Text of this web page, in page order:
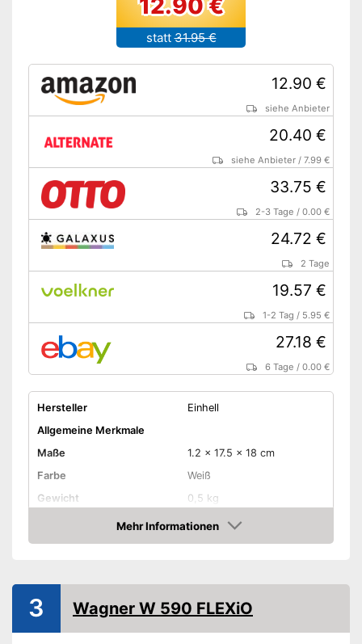
12.90 €
statt 31.95 €
12.90 €
siehe Anbieter
20.40 €
siehe Anbieter /7.99 €
33.75 €
2-3 Tage /0.00 €
24.72 €
2 Tage
19.57 €
1-2 Tag / 5.95 €
27.18 €
6 Tage /0.00 €
Hersteller
Einhell
Allgemeine Merkmale
Maße
1.2 x 17.5 x 18 cm
Farbe
Weiß
Gewicht
0,5 kg
Produkteigenschaften
- Druckluft
Mehr Informationen
Amazon
3 Wagner W 590 FLEXiO